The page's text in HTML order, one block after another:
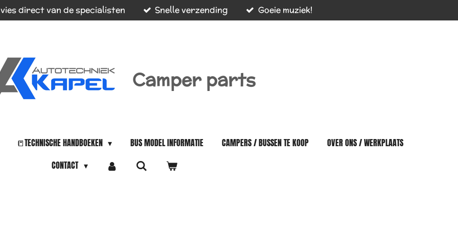
direct van de specialisten Snelle verzending Goeie muziek!
Camper parts
📒TECHNISCHE HANDBOEKEN BUS MODEL INFORMATIE CAMPERS / BUSSEN TE KOOP
OVER ONS / WERKPLAATS
CONTACT